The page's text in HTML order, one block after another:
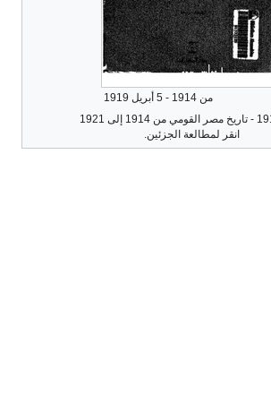
من 1914 - 5 أبريل 1919
انقر لمطالعة الجزئين.